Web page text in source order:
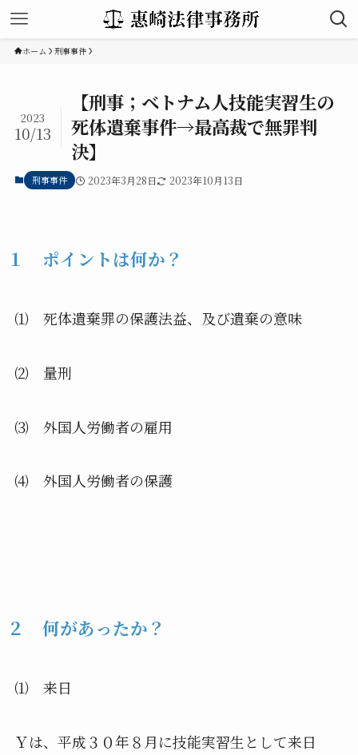
ホーム 刑事事件
【刑事；ベトナム人技能実習生の
死体遺棄事件→最高裁で無罪判
決】
2023
10/13
刑事事件 2023年3月28日 2023年10月13日
１ ポイントは何か？
⑴ 死体遺棄罪の保護法益、及び遺棄の意味
⑵ 量刑
⑶ 外国人労働者の雇用
⑷ 外国人労働者の保護
２ 何があったか？
⑴ 来日
Ｙは、平成３０年８月に技能実習生として来日